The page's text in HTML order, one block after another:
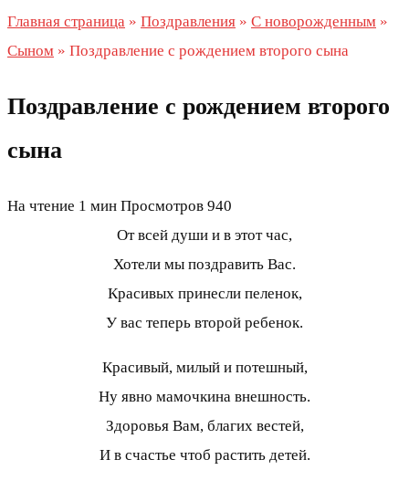
Главная страница » Поздравления » С новорожденным »
Сыном » Поздравление с рождением второго сына
Поздравление с рождением второго
сына
На чтение 1 мин Просмотров 940
От всей души и в этот час,
Хотели мы поздравить Вас.
Красивых принесли пеленок,
У вас теперь второй ребенок.
Красивый, милый и потешный,
Ну явно мамочкина внешность.
Здоровья Вам, благих вестей,
И в счастье чтоб растить детей.